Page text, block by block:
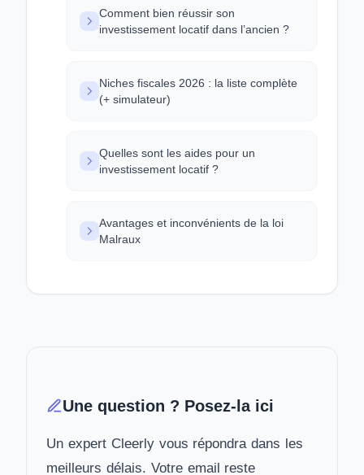
Comment bien réussir son
investissement locatif dans l’ancien ?
Niches fiscales 2026 : la liste complète
(+ simulateur)
Quelles sont les aides pour un
investissement locatif ?
Avantages et inconvénients de la loi
Malraux
Une question ? Posez-la ici
Un expert Cleerly vous répondra dans les
meilleurs délais. Votre email reste